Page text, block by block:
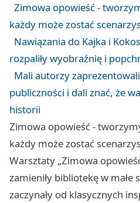
Zimowa opowieść -
każdy może zostać
Nawiązania do Kajka i
rozpaliły wyobraźnię i
Mali autorzy
publiczności i dali znać, że
historii
Zimowa opowieść -
każdy może zostać
Warsztaty „Zimowa
zamieniły bibliotekę w małe
zaczynały od klasycznych